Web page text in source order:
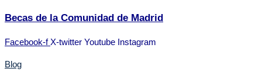
Becas de la Comunidad de Madrid
Facebook-f X-twitter Youtube Instagram
Blog